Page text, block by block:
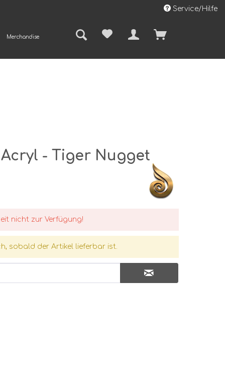
Service/Hilfe
Merchandise
- Tiger Nugget
nicht zur Verfügung!
sobald der Artikel lieferbar ist.